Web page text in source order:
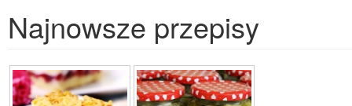
Najnowsze przepisy